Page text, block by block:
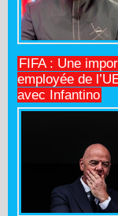
FIFA : Une
employée de
avec Infantino